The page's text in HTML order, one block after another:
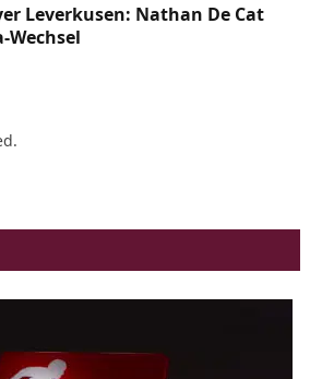
Leverkusen: Nathan De Cat